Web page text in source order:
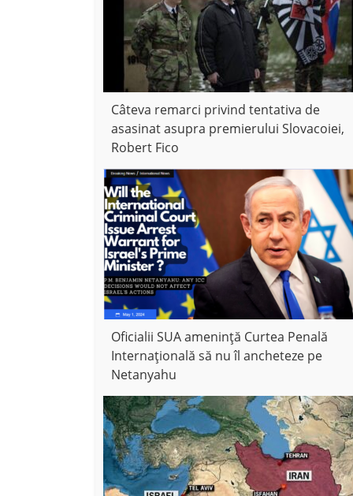
Câteva remarci privind tentativa de
asasinat asupra premierului Slovacoiei,
Robert Fico
Oficialii SUA amenință Curtea Penală
Internațională să nu îl ancheteze pe
Netanyahu